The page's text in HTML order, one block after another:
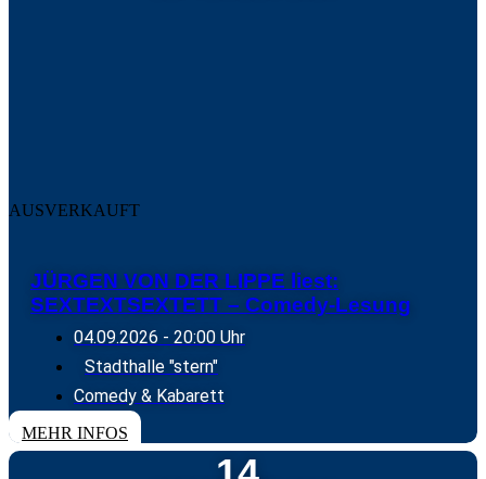
AUSVERKAUFT
JÜRGEN VON DER LIPPE liest:
SEXTEXTSEXTETT – Comedy-Lesung
04.09.2026 - 20:00 Uhr
Stadthalle "stern"
Comedy & Kabarett
MEHR INFOS